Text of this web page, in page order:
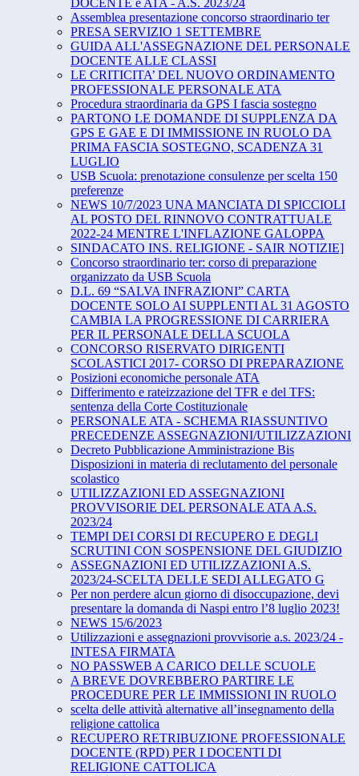
DOCENTE e ATA - A.S. 2023/24
Assemblea presentazione concorso straordinario ter
PRESA SERVIZIO 1 SETTEMBRE
GUIDA ALL'ASSEGNAZIONE DEL PERSONALE
DOCENTE ALLE CLASSI
LE CRITICITA’ DEL NUOVO ORDINAMENTO
PROFESSIONALE PERSONALE ATA
Procedura straordinaria da GPS I fascia sostegno
PARTONO LE DOMANDE DI SUPPLENZA DA
GPS E GAE E DI IMMISSIONE IN RUOLO DA
PRIMA FASCIA SOSTEGNO, SCADENZA 31
LUGLIO
USB Scuola: prenotazione consulenze per scelta 150
preferenze
NEWS 10/7/2023 UNA MANCIATA DI SPICCIOLI
AL POSTO DEL RINNOVO CONTRATTUALE
2022-24 MENTRE L'INFLAZIONE GALOPPA
SINDACATO INS. RELIGIONE - SAIR NOTIZIE]
Concorso straordinario ter: corso di preparazione
organizzato da USB Scuola
D.L. 69 “SALVA INFRAZIONI” CARTA
DOCENTE SOLO AI SUPPLENTI AL 31 AGOSTO
CAMBIA LA PROGRESSIONE DI CARRIERA
PER IL PERSONALE DELLA SCUOLA
CONCORSO RISERVATO DIRIGENTI
SCOLASTICI 2017- CORSO DI PREPARAZIONE
Posizioni economiche personale ATA
Differimento e rateizzazione del TFR e del TFS:
sentenza della Corte Costituzionale
PERSONALE ATA - SCHEMA RIASSUNTIVO
PRECEDENZE ASSEGNAZIONI/UTILIZZAZIONI
Decreto Pubblicazione Amministrazione Bis
Disposizioni in materia di reclutamento del personale
scolastico
UTILIZZAZIONI ED ASSEGNAZIONI
PROVVISORIE DEL PERSONALE ATA A.S.
2023/24
TEMPI DEI CORSI DI RECUPERO E DEGLI
SCRUTINI CON SOSPENSIONE DEL GIUDIZIO
ASSEGNAZIONI ED UTILIZZAZIONI A.S.
2023/24-SCELTA DELLE SEDI ALLEGATO G
Per non perdere alcun giorno di disoccupazione, devi
presentare la domanda di Naspi entro l’8 luglio 2023!
NEWS 15/6/2023
Utilizzazioni e assegnazioni provvisorie a.s. 2023/24 -
INTESA FIRMATA
NO PASSWEB A CARICO DELLE SCUOLE
A BREVE DOVREBBERO PARTIRE LE
PROCEDURE PER LE IMMISSIONI IN RUOLO
scelta delle attività alternative all’insegnamento della
religione cattolica
RECUPERO RETRIBUZIONE PROFESSIONALE
DOCENTE (RPD) PER I DOCENTI DI
RELIGIONE CATTOLICA